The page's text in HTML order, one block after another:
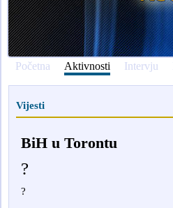
Početna Aktivnosti Intervju
Vijesti
BiH u Torontu
?
?